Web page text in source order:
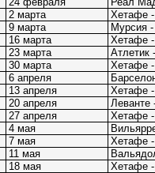
2 марта
Хетафе
9 марта
Мурсия
16 марта
Хетафе -
23 марта
Атлетик
30 марта
Хетафе
6 апреля
13 апреля
Хетафе -
20 апреля
Леванте
27 апреля
Хетафе -
4 мая
7 мая
Хетафе
11 мая
18 мая Хетафе